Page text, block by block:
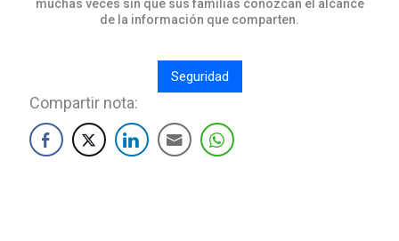
muchas veces sin que sus familias conozcan el alcance
de la información que comparten.
Seguridad
Compartir nota: